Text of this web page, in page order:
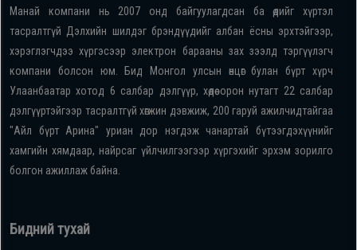
Манай компани нь 2007 онд байгуулагдсан ба өдийг хүртэл
тасралтгүй Дэлхийн шилдэг брэндүүдийг албан ёсны эрхтэйгээр,
хэрэглэгчдээ хүргэсээр электрон барааны зах зээлд тэргүүлэгч
компани болсон юм. Бид Монгол улсын өнцөг булан бүрт хүрч
Улаанбаатар хотод 6 салбар дэлгүүр, хөдөө орон нутагт 22 салбар
дэлгүүртэйгээр тасралтгүй хөгжин дэвжиж, 200 гаруй ажилчидтайгаа
"Айл бүрт Арина" уриан дор нэгдэж чанартай бүтээгдэхүүнийг
хамгийн хямдаар, найрсаг үйлчилгээгээр хүргэхийг эрхэм зорилго
болгон ажиллаж байна.
Бидний тухай